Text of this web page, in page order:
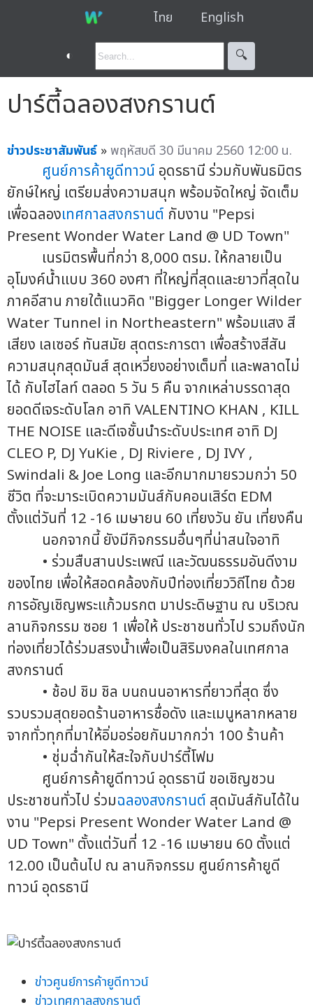
ไทย English
◐ 🔍︎
ปาร์ตี้ฉลองสงกรานต์
ข่าวประชาสัมพันธ์ »พฤหัสบดี 30 มีนาคม 2560 12:00 น.
ศูนย์การค้ายูดีทาวน์ อุดรธานี ร่วมกับพันธมิตร
ยักษ์ใหญ่ เตรียมส่งความสนุก พร้อมจัดใหญ่ จัดเต็ม
เพื่อฉลองเทศกาลสงกรานต์ กับงาน "Pepsi
Present Wonder Water Land @ UD Town"
เนรมิตรพื้นที่กว่า 8,000 ตรม. ให้กลายเป็น
อุโมงค์น้ำแบบ 360 องศา ที่ใหญ่ที่สุดและยาวที่สุดใน
ภาคอีสาน ภายใต้แนวคิด "Bigger Longer Wilder
Water Tunnel in Northeastern" พร้อมแสง สี
เสียง เลเซอร์ ทันสมัย สุดตระการตา เพื่อสร้างสีสัน
ความสนุกสุดมันส์ สุดเหวี่ยงอย่างเต็มที่ และพลาดไม่
ได้ กับไฮไลท์ ตลอด 5 วัน 5 คืน จากเหล่าบรรดาสุด
ยอดดีเจระดับโลก อาทิ VALENTINO KHAN , KILL
THE NOISE และดีเจชั้นนำระดับประเทศ อาทิ DJ
CLEO P, DJ YuKie , DJ Riviere , DJ IVY ,
Swindali & Joe Long และอีกมากมายรวมกว่า 50
ชีวิต ที่จะมาระเบิดความมันส์กับคอนเสิร์ต EDM
ตั้งแต่วันที่ 12 -16 เมษายน 60 เที่ยงวัน ยัน เที่ยงคืน
นอกจากนี้ ยังมีกิจกรรมอื่นๆที่น่าสนใจอาทิ
• ร่วมสืบสานประเพณี และวัฒนธรรมอันดีงาม
ของไทย เพื่อให้สอดคล้องกับปีท่องเที่ยววิถีไทย ด้วย
การอัญเชิญพระแก้วมรกต มาประดิษฐาน ณ บริเวณ
ลานกิจกรรม ซอย 1 เพื่อให้ ประชาชนทั่วไป รวมถึงนัก
ท่องเที่ยวได้ร่วมสรงน้ำเพื่อเป็นสิริมงคลในเทศกาล
สงกรานต์
• ช้อป ชิม ชิล บนถนนอาหารที่ยาวที่สุด ซึ่ง
รวบรวมสุดยอดร้านอาหารชื่อดัง และเมนูหลากหลาย
จากทั่วทุกที่มาให้อิ่มอร่อยกันมากกว่า 100 ร้านค้า
• ชุ่มฉ่ำกันให้สะใจกับปาร์ตี้โฟม
ศูนย์การค้ายูดีทาวน์ อุดรธานี ขอเชิญชวน
ประชาชนทั่วไป ร่วมฉลองสงกรานต์ สุดมันส์กันได้ใน
งาน "Pepsi Present Wonder Water Land @
UD Town" ตั้งแต่วันที่ 12 -16 เมษายน 60 ตั้งแต่
12.00 เป็นต้นไป ณ ลานกิจกรรม ศูนย์การค้ายูดี
ทาวน์ อุดรธานี
ข่าวศูนย์การค้ายูดีทาวน์